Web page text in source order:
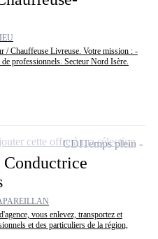
/ Chauffeuse Livreuse. Votre mission : -
professionnels. Secteur Nord Isère.
vous enlevez, transportez et
et des particuliers de la région,
CDITemps plein
cette offre à ma sélection